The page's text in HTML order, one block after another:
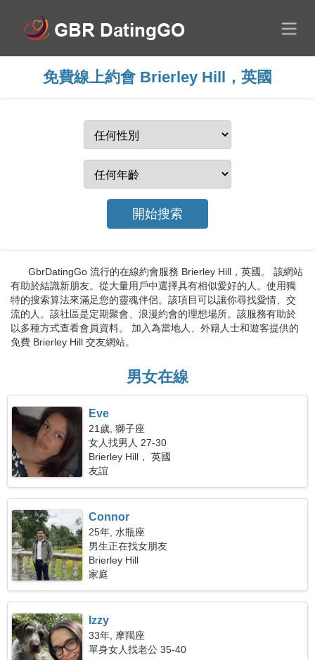
免費線上約會 Brierley Hill，英國
GbrDatingGo 流行的在線約會服務 Brierley Hill，英國。 該網站
有助於結識新朋友。從大量用戶中選擇具有相似愛好的人。使用獨
特的搜索算法來滿足您的靈魂伴侶。該項目可以讓你尋找愛情、交
流的人。該社區是定期聚會、浪漫約會的理想場所。該服務有助於
以多種方式查看會員資料。 加入為當地人、外籍人士和遊客提供的
免費 Brierley Hill 交友網站。
男女在線
Eve
21歲, 獅子座
女人找男人 27-30
Brierley Hill， 英國
友誼
Connor
25年, 水瓶座
男生正在找女朋友
Brierley Hill
家庭
Izzy
33年, 摩羯座
單身女人找老公 35-40